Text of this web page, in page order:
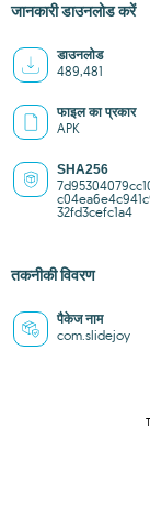
जानकारी डाउनलोड करें
डाउनलोड
489,481
फाइल का प्रकार
APK
SHA256
32fd3cefc1a4
तकनीकी विवरण
पैकेज नाम
com.slidejoy